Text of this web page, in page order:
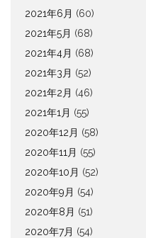
2021年6月 (60)
2021年5月 (68)
2021年4月 (68)
2021年3月 (52)
2021年2月 (46)
2021年1月 (55)
2020年12月 (58)
2020年11月 (55)
2020年10月 (52)
2020年9月 (54)
2020年8月 (51)
2020年7月 (54)